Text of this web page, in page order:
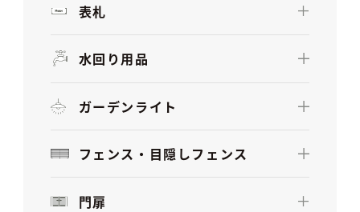
表札
水回り用品
ガーデンライト
フェンス・目隠しフェンス
門扉